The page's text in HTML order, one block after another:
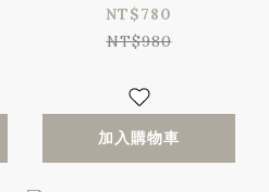
內衣-橘色
NT$780
NT$980
加入購物車